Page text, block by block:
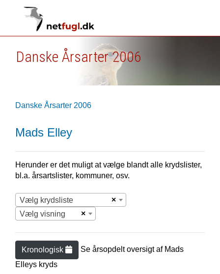
Danske Årsarter 2006
Danske Årsarter 2006
Mads Elley
Herunder er det muligt at vælge blandt alle krydslister,
bl.a. årsartslister, kommuner, osv.
×
Vælg krydsliste
×
Vælg visning
Kronologisk Se årsopdelt oversigt af Mads
Elleys kryds